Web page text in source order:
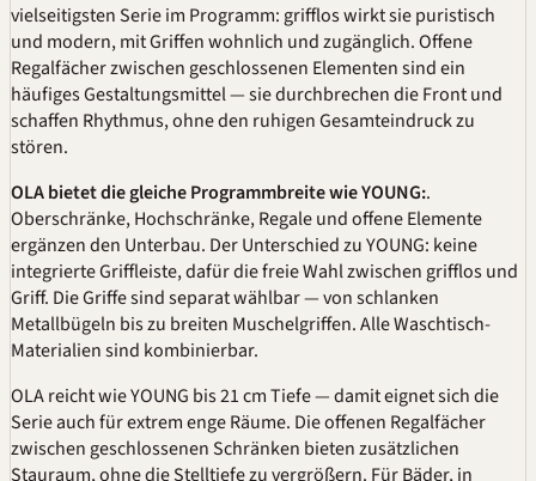
vielseitigsten Serie im Programm: grifflos wirkt sie puristisch
und modern, mit Griffen wohnlich und zugänglich. Offene
Regalfächer zwischen geschlossenen Elementen sind ein
häufiges Gestaltungsmittel — sie durchbrechen die Front und
schaffen Rhythmus, ohne den ruhigen Gesamteindruck zu
stören.
OLA bietet die gleiche Programmbreite wie YOUNG:.
Oberschränke, Hochschränke, Regale und offene Elemente
ergänzen den Unterbau. Der Unterschied zu YOUNG: keine
integrierte Griffleiste, dafür die freie Wahl zwischen grifflos und
Griff. Die Griffe sind separat wählbar — von schlanken
Metallbügeln bis zu breiten Muschelgriffen. Alle Waschtisch-
Materialien sind kombinierbar.
OLA reicht wie YOUNG bis 21 cm Tiefe — damit eignet sich die
Serie auch für extrem enge Räume. Die offenen Regalfächer
zwischen geschlossenen Schränken bieten zusätzlichen
Stauraum, ohne die Stelltiefe zu vergrößern. Für Bäder, in